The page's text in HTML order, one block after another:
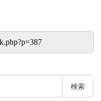
検索